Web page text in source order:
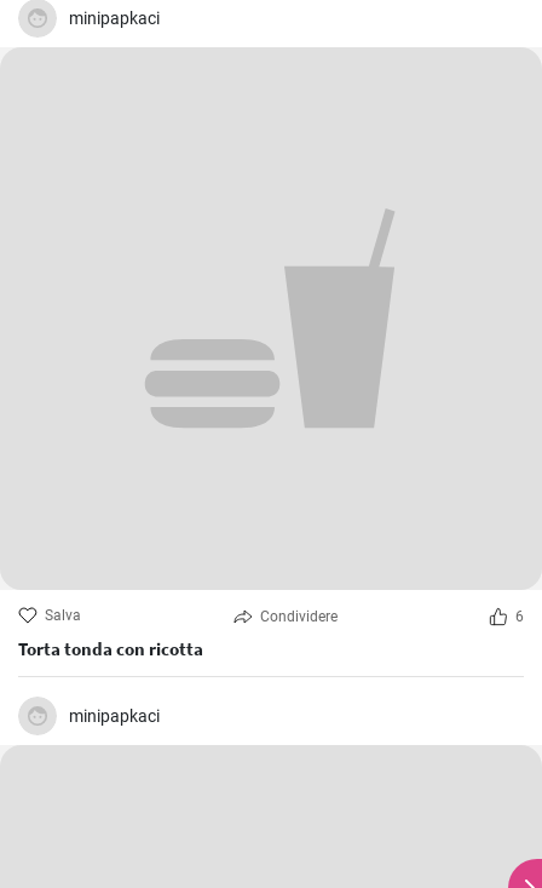
minipapkaci
Salva Condividere 6
Torta tonda con ricotta
minipapkaci